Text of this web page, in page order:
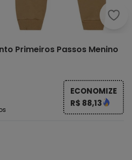
Primeiros Passos Menino
ECONOMIZE
R$ 88,13